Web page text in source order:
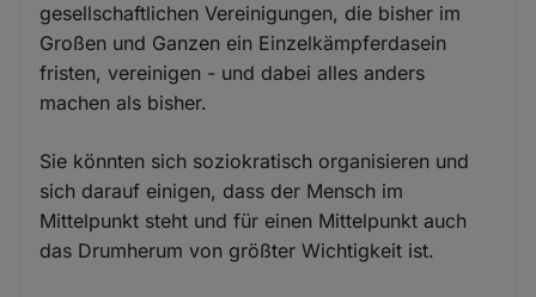
gesellschaftlichen Vereinigungen, die bisher im
Großen und Ganzen ein Einzelkämpferdasein
fristen, vereinigen - und dabei alles anders
machen als bisher.
Sie könnten sich soziokratisch organisieren und
sich darauf einigen, dass der Mensch im
Mittelpunkt steht und für einen Mittelpunkt auch
das Drumherum von größter Wichtigkeit ist.